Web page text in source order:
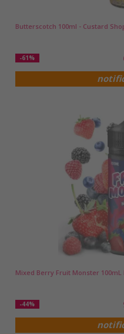
Butterscotch 100ml - Custard
-61%
Mixed Berry Fruit Monster
-44%